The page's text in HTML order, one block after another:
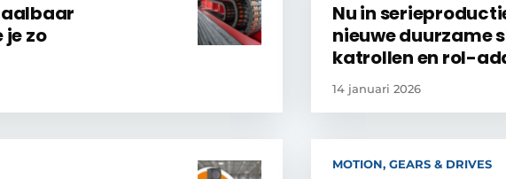
zo
Nu in
nieuwe duurzame
katrollen en rol-
14 januari 2026
MOTION, GEARS & DRIVES